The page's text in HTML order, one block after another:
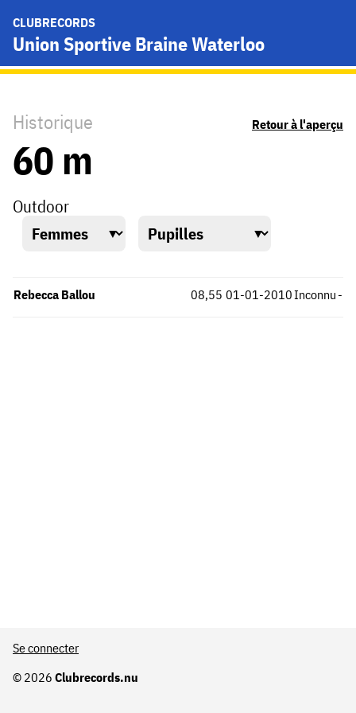
CLUBRECORDS
Union Sportive Braine Waterloo
Historique Retour à l'aperçu
60 m
Outdoor
Rebecca Ballou Inconnu
08,55 -
01-01-2010
© 2026 Clubrecords.nu
Se connecter